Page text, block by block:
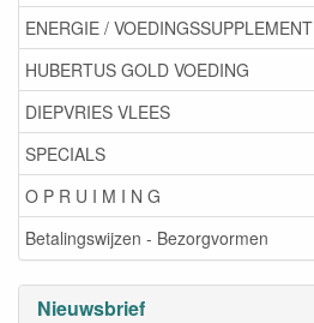
ENERGIE / VOEDINGSSUPPLEMENT
HUBERTUS GOLD VOEDING
DIEPVRIES VLEES
SPECIALS
O P R U I M I N G
Betalingswijzen - Bezorgvormen
Nieuwsbrief